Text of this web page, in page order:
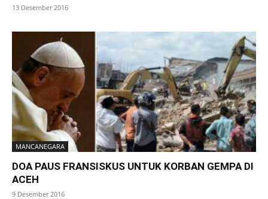
13 Desember 2016
MANCANEGARA
DOA PAUS FRANSISKUS UNTUK KORBAN GEMPA DI
ACEH
9 Desember 2016